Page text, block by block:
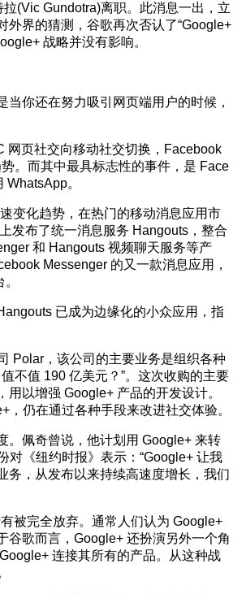
(Vic Gundotra)离职。此消息一出，立
外界的猜测，谷歌再次否认了“Google+
战略并没有影响。
你还在努力吸引网页端用户的时候，
网页社交向移动社交切换，Facebook
。而其中最具标志性的事件，是 Face
。
变化趋势，在热门的移动消息应用市
发布了统一消息服务 Hangouts，整合
和 Hangouts 视频聊天服务等产
Messenger 的又一款消息应用，
已成为边缘化的小众应用，指
Polar，该公司的主要业务是组织各种
不值 190 亿美元？”。这次收购的主要
以增强 Google+ 产品的开发设计。
仍在通过各种手段来改进社交体验。
。佩奇曾说，他计划用 Google+ 来转
对《纽约时报》表示：“Google+ 让我
务，从发布以来持续高速度增长，我们
被完全放弃。通常人们认为 Google+
谷歌而言，Google+ 还扮演另外一个角
连接其所有的产品。从这种战